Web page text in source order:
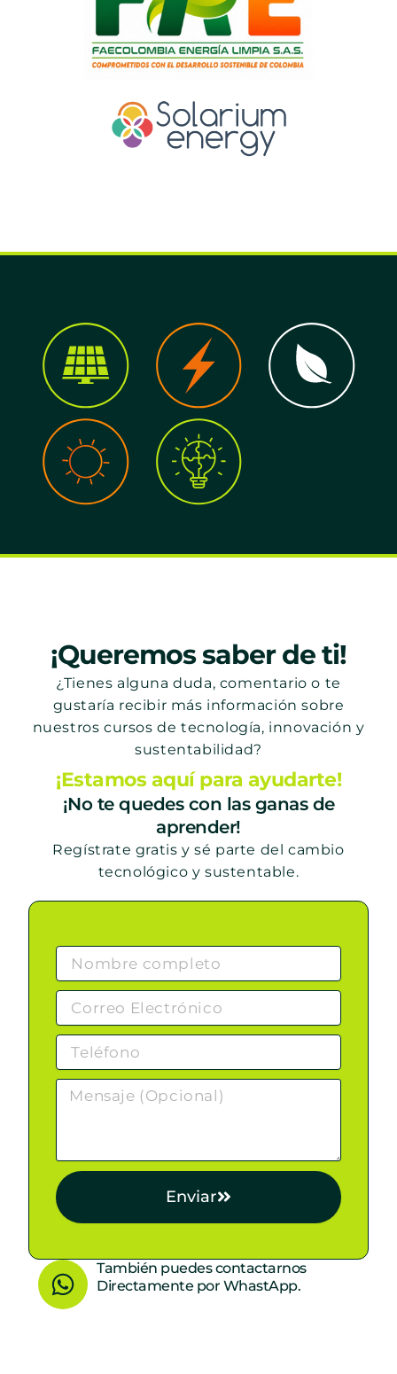
¡Queremos saber de ti!
¿Tienes alguna duda, comentario o te
gustaría recibir más información sobre
nuestros cursos de tecnología, innovación y
sustentabilidad?
¡Estamos aquí para ayudarte!
¡No te quedes con las ganas de
aprender!
Regístrate gratis y sé parte del cambio
tecnológico y sustentable.
Enviar
W
h
También puedes contactarnos
Directamente por WhastApp.